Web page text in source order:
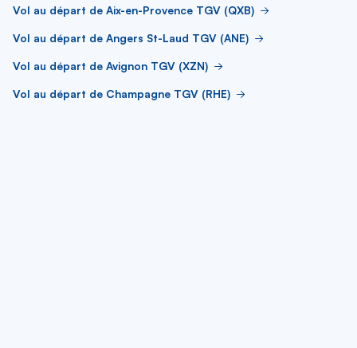
Vol au départ de Aix-en-Provence TGV (QXB)
Vol au départ de Angers St-Laud TGV (ANE)
Vol au départ de Avignon TGV (XZN)
Vol au départ de Champagne TGV (RHE)